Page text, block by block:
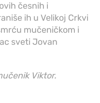
česnih i
ih u Velikoj Crkvi
mučeničkom i
sveti Jovan
Viktor.